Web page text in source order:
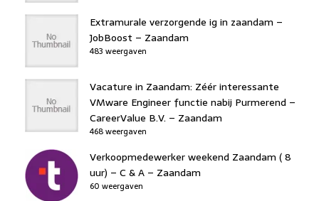
Extramurale verzorgende ig in zaandam –
JobBoost – Zaandam
483 weergaven
Vacature in Zaandam: Zéér interessante
VMware Engineer functie nabij Purmerend –
CareerValue B.V. – Zaandam
468 weergaven
Verkoopmedewerker weekend Zaandam ( 8
uur) – C & A – Zaandam
60 weergaven